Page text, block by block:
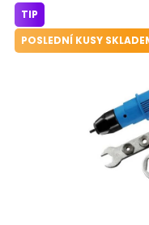
Domácnost
Dětská hřiště
Autodoplňky
TIP
POSLEDNÍ KUSY